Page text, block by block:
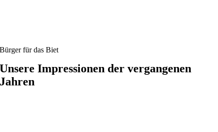
Bürger für das Biet
Unsere Impressionen der vergangenen
Jahren